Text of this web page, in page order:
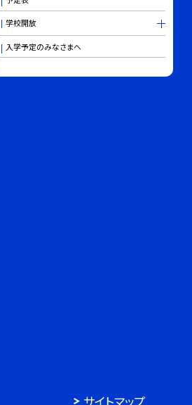
学校開放
入学予定のみなさまへ
サイトマップ